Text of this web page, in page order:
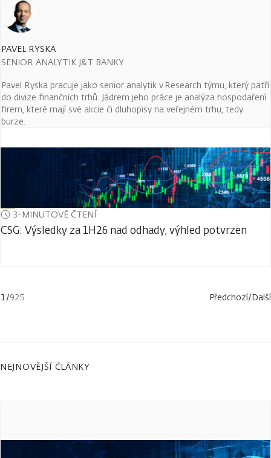
PAVEL RYSKA
SENIOR ANALYTIK J&T BANKY
Pavel Ryska pracuje jako senior analytik v Research týmu, který patří
do divize finančních trhů. Jádrem jeho práce je analýza hospodaření
firem, které mají své akcie či dluhopisy na veřejném trhu, tedy
burze.
3-MINUTOVÉ ČTENÍ
CSG: Výsledky za 1H26 nad odhady, výhled potvrzen
1/925 Předchozí/Další
NEJNOVĚJŠÍ ČLÁNKY